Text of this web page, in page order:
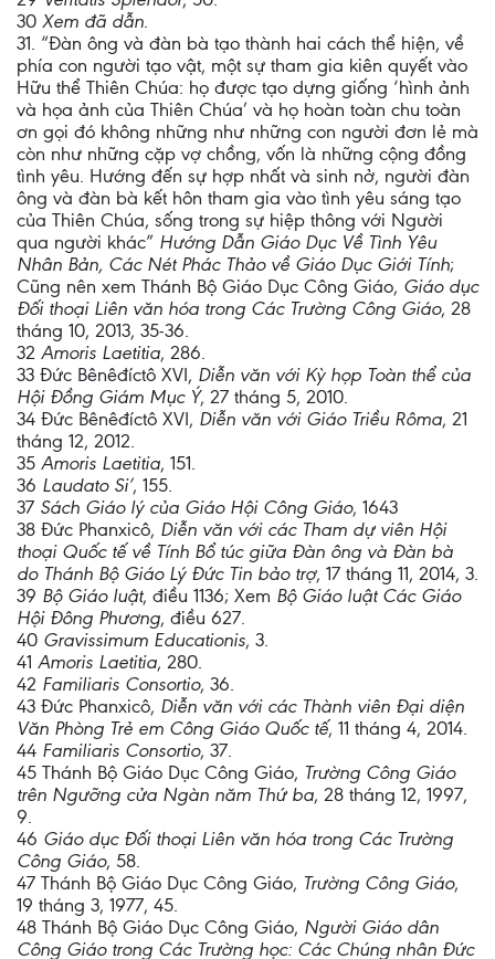
30 Xem đã dẫn.
31. “Đàn ông và đàn bà tạo thành hai cách thể hiện, về
phía con người tạo vật, một sự tham gia kiên quyết vào
Hữu thể Thiên Chúa: họ được tạo dựng giống ‘hình ảnh
và họa ảnh của Thiên Chúa’ và họ hoàn toàn chu toàn
ơn gọi đó không những như những con người đơn lẻ mà
còn như những cặp vợ chồng, vốn là những cộng đồng
tình yêu. Hướng đến sự hợp nhất và sinh nở, người đàn
ông và đàn bà kết hôn tham gia vào tình yêu sáng tạo
của Thiên Chúa, sống trong sự hiệp thông với Người
qua người khác” Hướng Dẫn Giáo Dục Về Tình Yêu
Nhân Bản, Các Nét Phác Thảo về Giáo Dục Giới Tính;
Cũng nên xem Thánh Bộ Giáo Dục Công Giáo, Giáo dục
Đối thoại Liên văn hóa trong Các Trường Công Giáo, 28
tháng 10, 2013, 35-36.
32 Amoris Laetitia, 286.
33 Đức Bênêđíctô XVI, Diễn văn với Kỳ họp Toàn thể của
Hội Đồng Giám Mục Ý, 27 tháng 5, 2010.
34 Đức Bênêđíctô XVI, Diễn văn với Giáo Triều Rôma, 21
tháng 12, 2012.
35 Amoris Laetitia, 151.
36 Laudato Si’, 155.
37 Sách Giáo lý của Giáo Hội Công Giáo, 1643
38 Đức Phanxicô, Diễn văn với các Tham dự viên Hội
thoại Quốc tế về Tính Bổ túc giữa Đàn ông và Đàn bà
do Thánh Bộ Giáo Lý Đức Tin bảo trợ, 17 tháng 11, 2014, 3.
39 Bộ Giáo luật, điều 1136; Xem Bộ Giáo luật Các Giáo
Hội Đông Phương, điều 627.
40 Gravissimum Educationis, 3.
41 Amoris Laetitia, 280.
42 Familiaris Consortio, 36.
43 Đức Phanxicô, Diễn văn với các Thành viên Đại diện
Văn Phòng Trẻ em Công Giáo Quốc tế, 11 tháng 4, 2014.
44 Familiaris Consortio, 37.
45 Thánh Bộ Giáo Dục Công Giáo, Trường Công Giáo
trên Ngưỡng cửa Ngàn năm Thứ ba, 28 tháng 12, 1997,
9.
46 Giáo dục Đối thoại Liên văn hóa trong Các Trường
Công Giáo, 58.
47 Thánh Bộ Giáo Dục Công Giáo, Trường Công Giáo,
19 tháng 3, 1977, 45.
48 Thánh Bộ Giáo Dục Công Giáo, Người Giáo dân
Công Giáo trong Các Trường học: Các Chúng nhân Đức